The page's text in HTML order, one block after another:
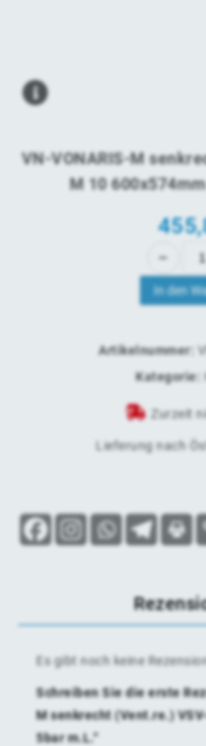
VN-VONARIS-M
M 10
In den
Artikelnummer:
Kategorie:
Zurzeit
Lieferung nach
Es gibt noch keine
Schreiben Sie die erste
M senkrecht (Vent.re.)
5bar m.L.“